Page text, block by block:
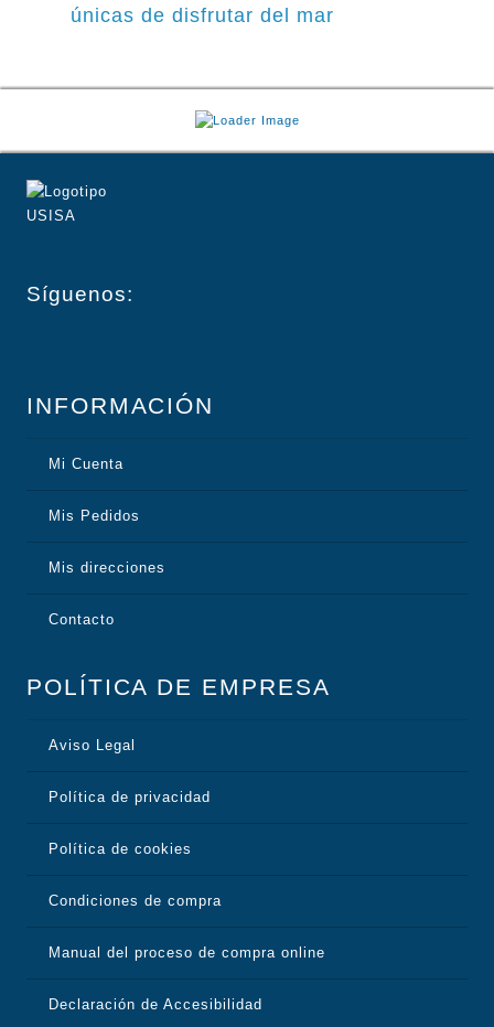
únicas de disfrutar del mar
Síguenos:
INFORMACIÓN
Mi Cuenta
Mis Pedidos
Mis direcciones
Contacto
POLÍTICA DE EMPRESA
Aviso Legal
Política de privacidad
Política de cookies
Condiciones de compra
Manual del proceso de compra online
Declaración de Accesibilidad